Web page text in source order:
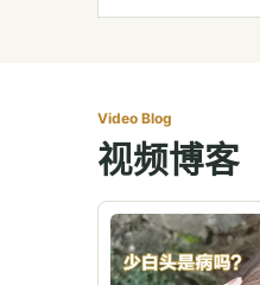
Video Blog
视频博客